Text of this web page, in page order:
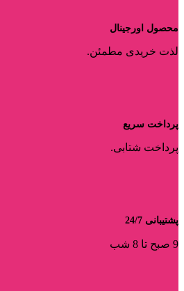
محصول اورجینال
لذت خریدی مطمئن.
پرداخت سریع
پرداخت شتابی.
پشتیبانی 24/7
9 صبح تا 8 شب